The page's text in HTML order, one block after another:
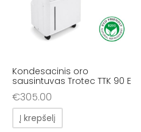
Kondesacinis oro
sausintuvas Trotec TTK 90 E
€305.00
Į krepšelį